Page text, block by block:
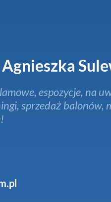
Agnieszka
espozycje, na
sprzedaż balonów,